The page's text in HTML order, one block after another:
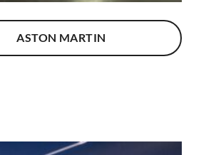
ASTON MARTIN